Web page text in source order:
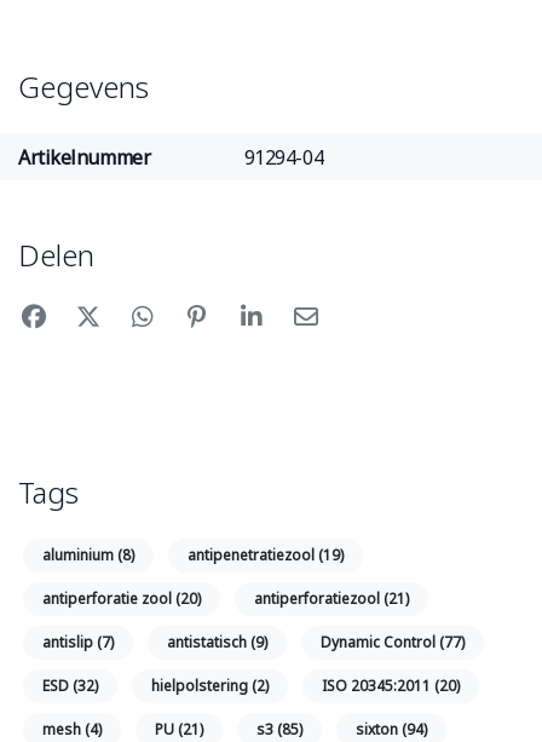
Gegevens
Artikelnummer 91294-04
Delen
Tags
aluminium(8) antipenetratiezool(19)
antiperforatie zool(20) antiperforatiezool(21)
antislip(7) antistatisch(9) Dynamic Control(77)
ESD(32) hielpolstering(2) ISO 20345:2011 (20)
mesh(4) PU(21) s3(85) sixton(94)